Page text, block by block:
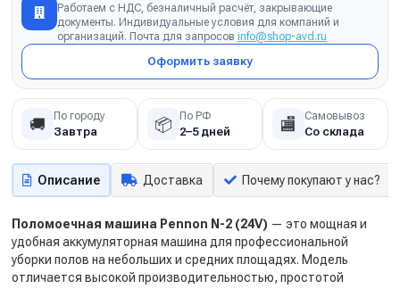
Работаем с НДС, безналичный расчёт, закрывающие
документы. Индивидуальные условия для компаний и
организаций. Почта для запросов info@shop-avd.ru
Оформить заявку
🚚 По городу
Завтра 📦 По РФ
2–5 дней 🏬 Самовывоз
Со склада
Описание Доставка Почему покупают у нас?
Поломоечная машина Pennon N-2 (24V) — это мощная и
удобная аккумуляторная машина для профессиональной
уборки полов на небольших и средних площадях. Модель
отличается высокой производительностью, простотой